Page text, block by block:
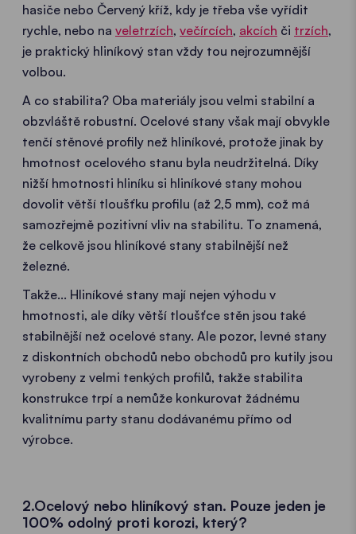
hasiče nebo Červený kříž, kdy je třeba vše vyřídit
rychle, nebo na veletrzích, večírcích, akcích či trzích,
je praktický hliníkový stan vždy tou nejrozumnější
volbou.
A co stabilita? Oba materiály jsou velmi stabilní a
obzvláště robustní. Ocelové stany však mají obvykle
tenčí stěnové profily než hliníkové, protože jinak by
hmotnost ocelového stanu byla neudržitelná. Díky
nižší hmotnosti hliníku si hliníkové stany mohou
dovolit větší tloušťku profilu (až 2,5 mm), což má
samozřejmě pozitivní vliv na stabilitu. To znamená,
že celkově jsou hliníkové stany stabilnější než
železné.
Takže... Hliníkové stany mají nejen výhodu v
hmotnosti, ale díky větší tloušťce stěn jsou také
stabilnější než ocelové stany. Ale pozor, levné stany
z diskontních obchodů nebo obchodů pro kutily jsou
vyrobeny z velmi tenkých profilů, takže stabilita
konstrukce trpí a nemůže konkurovat žádnému
kvalitnímu party stanu dodávanému přímo od
výrobce.
2.Ocelový nebo hliníkový stan. Pouze jeden je
100% odolný proti korozi, který?